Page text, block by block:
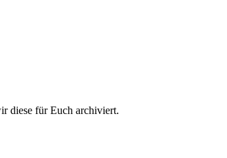
diese für Euch archiviert.